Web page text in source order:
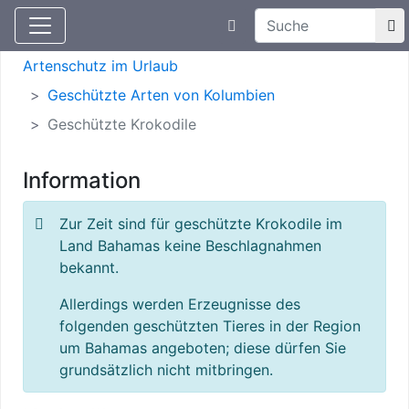
Aktuelle Meldungen
Suchtexteingabe
Artenschutz
Artenschutz im Urlaub
Geschützte Arten von Kolumbien
Geschützte Krokodile
Information
Zur Zeit sind für geschützte Krokodile im
Land Bahamas keine Beschlagnahmen
bekannt.
Allerdings werden Erzeugnisse des
folgenden geschützten Tieres in der Region
um Bahamas angeboten; diese dürfen Sie
grundsätzlich nicht mitbringen.